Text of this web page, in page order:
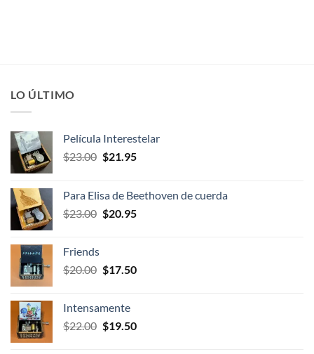
LO ÚLTIMO
Película Interestelar
$23.00 El
era:
$23.00.
$21.95El
es:
$21.95.
Para Elisa de Beethoven de cuerda
$23.00 El
$23.00.
$20.95El
$20.95.
Friends
$20.00 El
era:
$20.00.
$17.50El
$17.50.
Intensamente
$22.00 El
$19.50El